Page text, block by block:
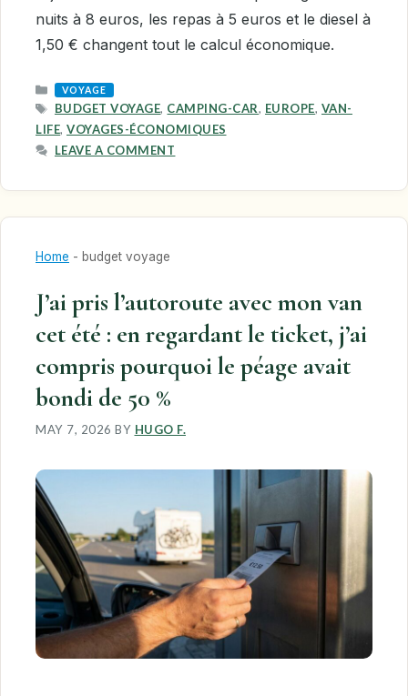
nuits à 8 euros, les repas à 5 euros et le diesel à
1,50 € changent tout le calcul économique.
CATEGORIES
VOYAGE
TAGS
BUDGET VOYAGE, CAMPING-CAR, EUROPE, VAN-
LIFE, VOYAGES-ÉCONOMIQUES
LEAVE A COMMENT
Home - budget voyage
J’ai pris l’autoroute avec mon van
cet été : en regardant le ticket, j’ai
compris pourquoi le péage avait
bondi de 50 %
MAY 7, 2026 BY HUGO F.